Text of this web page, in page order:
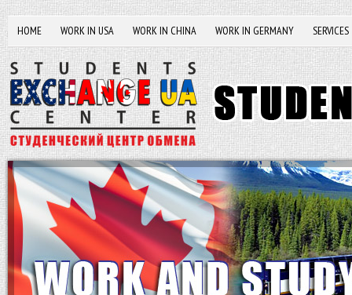
HOME WORK IN USA WORK IN CHINA WORK IN GERMANY SERVICES